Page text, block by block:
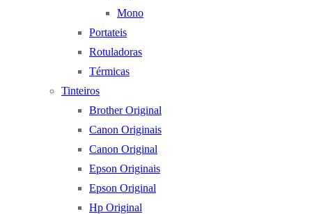
Mono
Portateis
Rotuladoras
Térmicas
Tinteiros
Brother Original
Canon Originais
Canon Original
Epson Originais
Epson Original
Hp Original